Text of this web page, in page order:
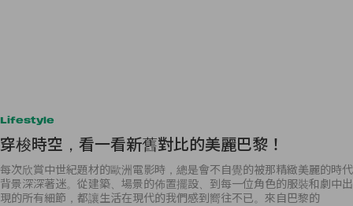
Lifestyle
穿梭時空，看一看新舊對比的美麗巴黎！
每次欣賞中世紀題材的歐洲電影時，總是會不自覺的被那精緻美麗的時代
背景深深著迷。從建築、場景的佈置擺設、到每一位角色的服裝和劇中出
現的所有細節，都讓生活在現代的我們感到嚮往不已。來自巴黎的